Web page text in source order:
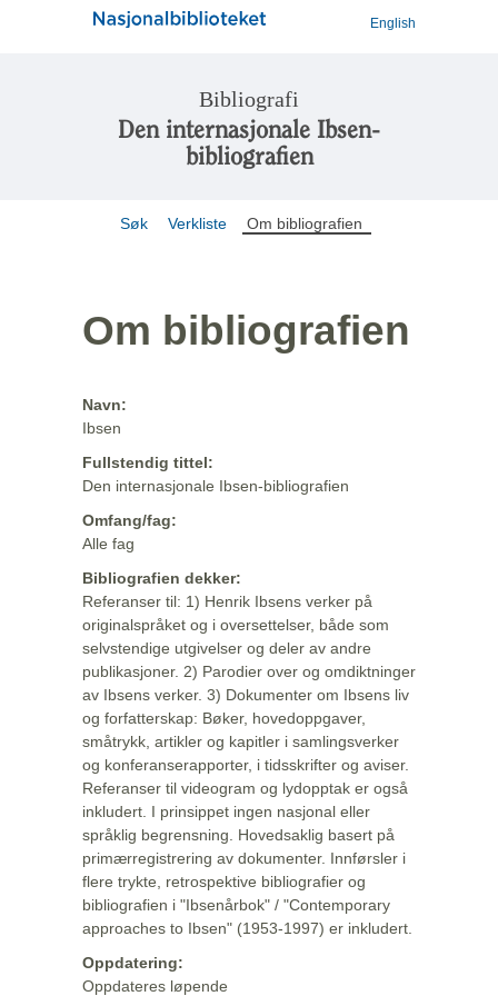
English
Bibliografi
Den internasjonale Ibsen-
bibliografien
Søk Verkliste Om bibliografien
Om bibliografien
Navn:
Ibsen
Fullstendig tittel:
Den internasjonale Ibsen-bibliografien
Omfang/fag:
Alle fag
Bibliografien dekker:
Referanser til: 1) Henrik Ibsens verker på
originalspråket og i oversettelser, både som
selvstendige utgivelser og deler av andre
publikasjoner. 2) Parodier over og omdiktninger
av Ibsens verker. 3) Dokumenter om Ibsens liv
og forfatterskap: Bøker, hovedoppgaver,
småtrykk, artikler og kapitler i samlingsverker
og konferanserapporter, i tidsskrifter og aviser.
Referanser til videogram og lydopptak er også
inkludert. I prinsippet ingen nasjonal eller
språklig begrensning. Hovedsaklig basert på
primærregistrering av dokumenter. Innførsler i
flere trykte, retrospektive bibliografier og
bibliografien i "Ibsenårbok" / "Contemporary
approaches to Ibsen" (1953-1997) er inkludert.
Oppdatering:
Oppdateres løpende